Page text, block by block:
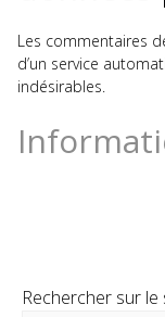
Les commentaires
d’un service
indésirables.
Rechercher sur le